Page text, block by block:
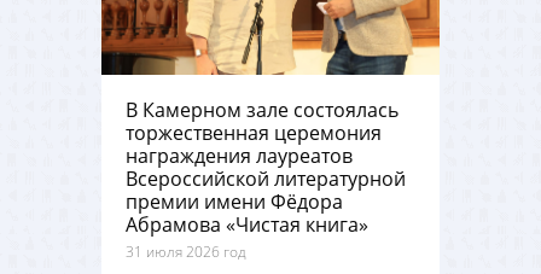
В Камерном зале состоялась
торжественная церемония
награждения лауреатов
Всероссийской литературной
премии имени Фёдора
Абрамова «Чистая книга»
31 июля 2026 год